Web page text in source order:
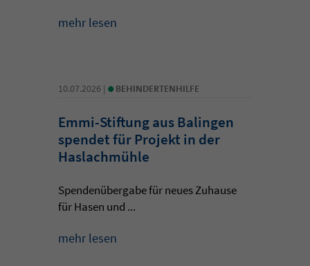
mehr lesen
10.07.2026 | • BEHINDERTENHILFE
Emmi-Stiftung aus Balingen
spendet für Projekt in der
Haslachmühle
Spendenübergabe für neues Zuhause
für Hasen und ...
mehr lesen